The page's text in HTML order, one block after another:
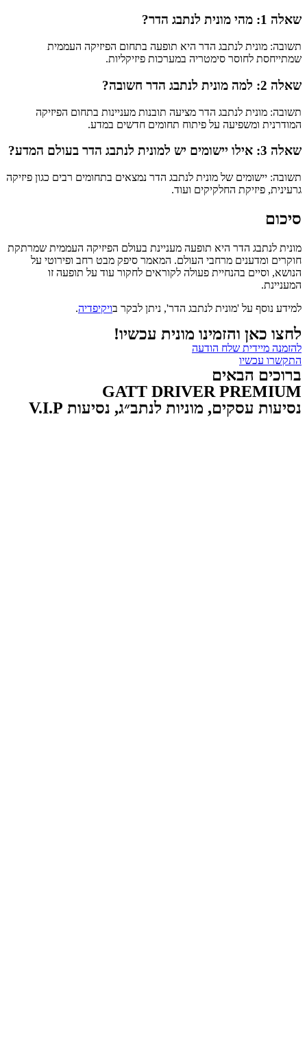
שאלה 1: מהי מונית לנתבג הדר?
תשובה: מונית לנתבג הדר היא תופעה בתחום הפיזיקה העממית
שמתייחסת לחוסר סימטריה במערכות פיזיקליות.
שאלה 2: למה מונית לנתבג הדר חשובה?
תשובה: מונית לנתבג הדר מציעה תובנות מעניינות בתחום הפיזיקה
המודרנית ומשפיעה על פיתוח תחומים חדשים במדע.
שאלה 3: אילו יישומים יש למונית לנתבג הדר בעולם המדע?
תשובה: יישומים של מונית לנתבג הדר נמצאים בתחומים רבים כגון פיזיקה
גרעינית, פיזיקת החלקיקים ועוד.
סיכום
מונית לנתבג הדר היא תופעה מעניינת בעולם הפיזיקה העממית שמרתקת
חוקרים ומדענים מרחבי העולם. המאמר סיפק מבט רחב ופירוטי על
הנושא, וסיים בהנחיית פעולה לקוראים לחקור עוד על תופעה זו
המעניינת.
למידע נוסף על 'מונית לנתבג הדר', ניתן לבקר בויקיפדיה.
לחצו כאן והזמינו מונית עכשיו!
להזמנה מיידית שלח הודעה
התקשרו עכשיו
ברוכים הבאים
GATT DRIVER PREMIUM
נסיעות עסקים, מוניות לנתב״ג, נסיעות V.I.P